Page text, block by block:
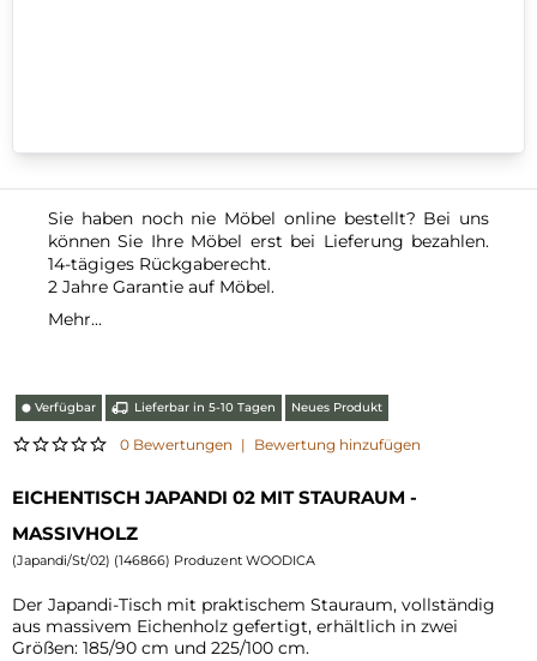
Sie haben noch nie Möbel online bestellt? Bei uns
können Sie Ihre Möbel erst bei Lieferung bezahlen.
14-tägiges Rückgaberecht.
2 Jahre Garantie auf Möbel.
Mehr...
⬤ Verfügbar Lieferbar in 5-10 Tagen Neues Produkt
0 Bewertungen | Bewertung hinzufügen
EICHENTISCH JAPANDI 02 MIT STAURAUM -
MASSIVHOLZ
(Japandi/St/02) (146866) Produzent WOODICA
Der Japandi-Tisch mit praktischem Stauraum, vollständig
aus massivem Eichenholz gefertigt, erhältlich in zwei
Größen: 185/90 cm und 225/100 cm.